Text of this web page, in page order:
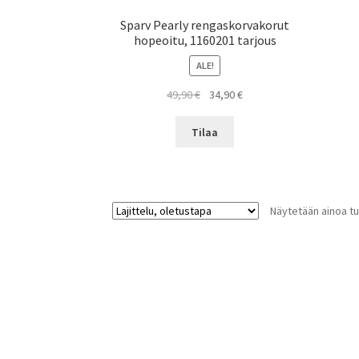
Sparv Pearly rengaskorvakorut
hopeoitu, 1160201 tarjous
ALE!
49,90€
Alkuperäinen
oli:
34,90€Nykyinen
Tilaa
Näytetään ainoa